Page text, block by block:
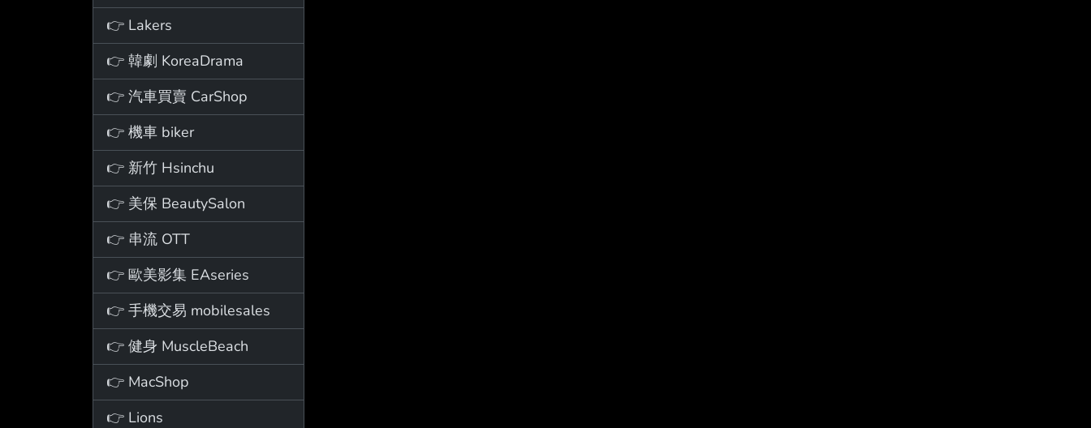
👉 Lakers
👉 韓劇 KoreaDrama
👉 汽車買賣 CarShop
👉 機車 biker
👉 新竹 Hsinchu
👉 美保 BeautySalon
👉 串流 OTT
👉 歐美影集 EAseries
👉 手機交易 mobilesales
👉 健身 MuscleBeach
👉 MacShop
👉 Lions